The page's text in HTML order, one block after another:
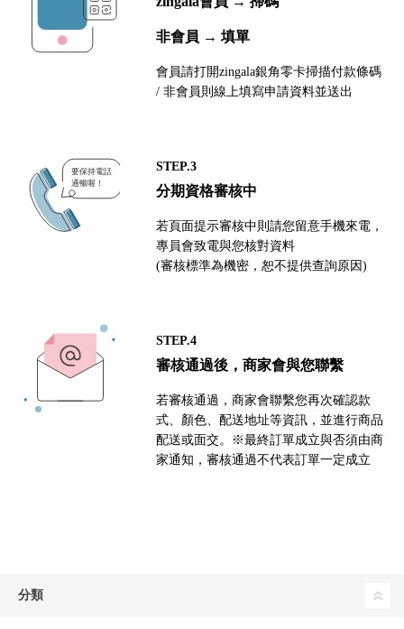
非會員 → 填單
會員請打開zingala銀角零卡掃描付款條碼
/ 非會員則線上填寫申請資料並送出
STEP.3
分期資格審核中
若頁面提示審核中則請您留意手機來電，
專員會致電與您核對資料
(審核標準為機密，恕不提供查詢原因)
STEP.4
審核通過後，商家會與您聯繫
若審核通過，商家會聯繫您再次確認款
式、顏色、配送地址等資訊，並進行商品
配送或面交。※最終訂單成立與否須由商
家通知，審核通過不代表訂單一定成立
分類